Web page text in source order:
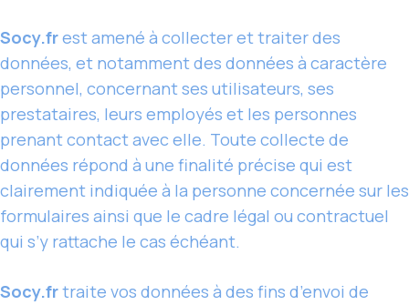
Socy.frest amené à collecter et traiter des
données, et notamment des données à caractère
personnel, concernant ses utilisateurs, ses
prestataires, leurs employés et les personnes
prenant contact avec elle. Toute collecte de
données répond à une finalité précise qui est
clairement indiquée à la personne concernée sur les
formulaires ainsi que le cadre légal ou contractuel
qui s’y rattache le cas échéant.
Socy.frtraite vos données à des fins d’envoi de